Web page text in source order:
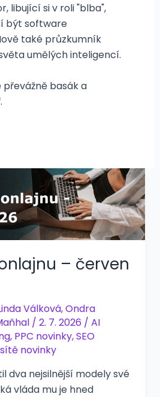
libující si v roli "blba",
být software
také průzkumník
umělých inteligencí.
basák a
– červen
Válková,Ondra
/ 2. 7. 2026 / AI
, PPC novinky,SEO
novinky
dva nejsilnější modely své
vláda mu je hned